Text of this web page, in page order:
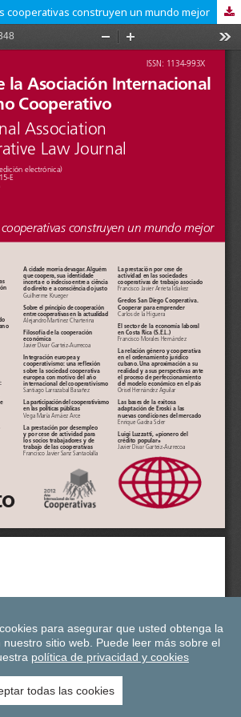
cooperativas construyen un mundo mejor
para asegurar que usted obtenga la
sitio web. Puede leer más sobre el
política de privacidad y cookies
todas las cookies